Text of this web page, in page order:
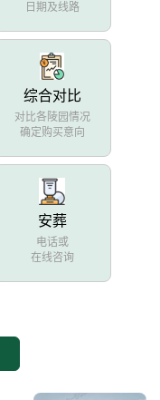
日期及线路
综合对比
对比各陵园情况
确定购买意向
安葬
电话或
在线咨询